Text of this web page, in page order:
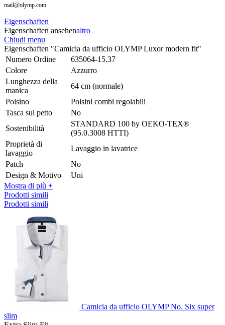
mail@olymp.com
Eigenschaften
Eigenschaften ansehenaltro
Chiudi menu
Eigenschaften "Camicia da ufficio OLYMP Luxor modern fit"
Numero Ordine
635064-15.37
Colore
Azzurro
Lunghezza della
manica
64 cm (normale)
Polsino
Polsini combi regolabili
Tasca sul petto
No
Sostenibilità
STANDARD 100 by OEKO-TEX®
(95.0.3008 HTTI)
Proprietà di
lavaggio
Lavaggio in lavatrice
Patch
No
Design & Motivo
Uni
Mostra di più +
Prodotti simili
Prodotti simili
Camicia da ufficio OLYMP No. Six super
slim